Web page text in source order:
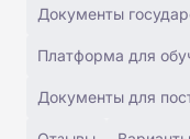
Документы
Платформа для
Документы для